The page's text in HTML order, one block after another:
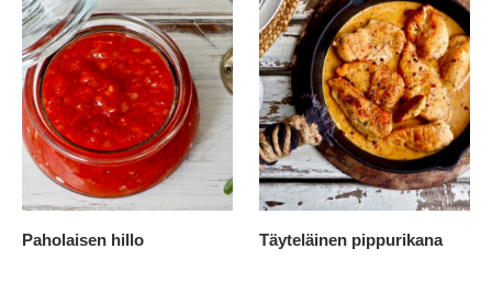
Paholaisen hillo Täyteläinen pippurikana